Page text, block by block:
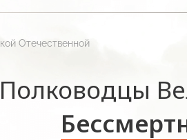
Отечественной
Полководцы